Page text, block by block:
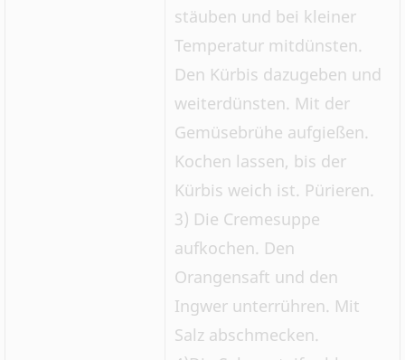
stäuben und bei kleiner
Temperatur mitdünsten.
Den Kürbis dazugeben und
weiterdünsten. Mit der
Gemüsebrühe aufgießen.
Kochen lassen, bis der
Kürbis weich ist. Pürieren.
3) Die Cremesuppe
aufkochen. Den
Orangensaft und den
Ingwer unterrühren. Mit
Salz abschmecken.